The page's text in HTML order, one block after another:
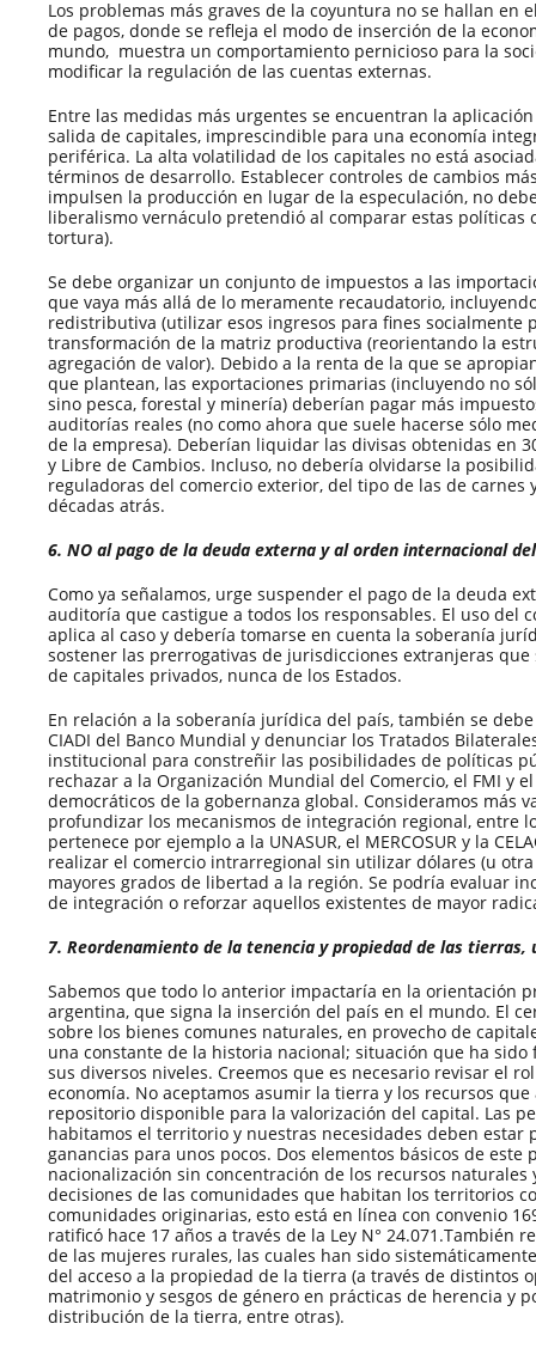
Los problemas más graves de la coyuntura no se hallan en
de pagos, donde se refleja el modo de inserción de la
mundo, muestra un comportamiento pernicioso para la
modificar la regulación de las cuentas externas.
Entre las medidas más urgentes se encuentran la
salida de capitales, imprescindible para una economía
periférica. La alta volatilidad de los capitales no está
términos de desarrollo. Establecer controles de cambios
impulsen la producción en lugar de la especulación, no
liberalismo vernáculo pretendió al comparar estas políticas
tortura).
Se debe organizar un conjunto de impuestos a las
que vaya más allá de lo meramente recaudatorio,
redistributiva (utilizar esos ingresos para fines socialmente
transformación de la matriz productiva (reorientando la
agregación de valor). Debido a la renta de la que se
que plantean, las exportaciones primarias (incluyendo no
sino pesca, forestal y minería) deberían pagar más
auditorías reales (no como ahora que suele hacerse sólo
de la empresa). Deberían liquidar las divisas obtenidas en
y Libre de Cambios. Incluso, no debería olvidarse la
reguladoras del comercio exterior, del tipo de las de carnes
décadas atrás.
6. NO al pago de la deuda externa y al orden internacional
Como ya señalamos, urge suspender el pago de la deuda
auditoría que castigue a todos los responsables. El uso del
aplica al caso y debería tomarse en cuenta la soberanía
sostener las prerrogativas de jurisdicciones extranjeras
de capitales privados, nunca de los Estados.
En relación a la soberanía jurídica del país, también se
CIADI del Banco Mundial y denunciar los Tratados
institucional para constreñir las posibilidades de políticas
rechazar a la Organización Mundial del Comercio, el FMI y
democráticos de la gobernanza global. Consideramos más
profundizar los mecanismos de integración regional, entre
pertenece por ejemplo a la UNASUR, el MERCOSUR y la
realizar el comercio intrarregional sin utilizar dólares (u
mayores grados de libertad a la región. Se podría evaluar
de integración o reforzar aquellos existentes de mayor
7. Reordenamiento de la tenencia y propiedad de las tierras,
Sabemos que todo lo anterior impactaría en la orientación
argentina, que signa la inserción del país en el mundo. El
sobre los bienes comunes naturales, en provecho de
una constante de la historia nacional; situación que ha sido
sus diversos niveles. Creemos que es necesario revisar el
economía. No aceptamos asumir la tierra y los recursos
repositorio disponible para la valorización del capital. Las
habitamos el territorio y nuestras necesidades deben estar
ganancias para unos pocos. Dos elementos básicos de este
nacionalización sin concentración de los recursos naturales
decisiones de las comunidades que habitan los territorios
comunidades originarias, esto está en línea con convenio
ratificó hace 17 años a través de la Ley N° 24.071.También
de las mujeres rurales, las cuales han sido
del acceso a la propiedad de la tierra (a través de distintos
matrimonio y sesgos de género en prácticas de herencia y
distribución de la tierra, entre otras).